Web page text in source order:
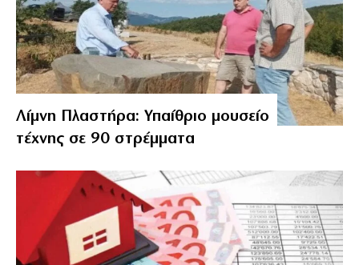
Λίμνη Πλαστήρα: Υπαίθριο μουσείο
τέχνης σε 90 στρέμματα